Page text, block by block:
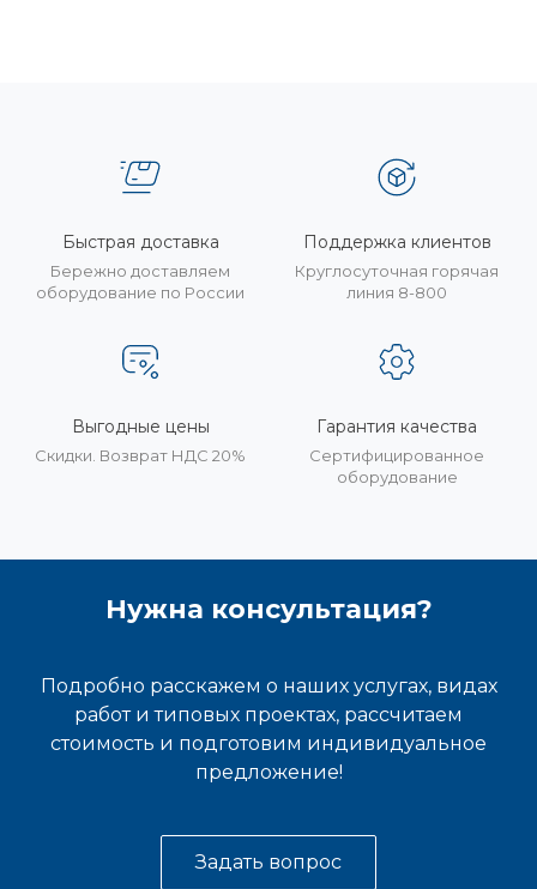
Быстрая доставка
Бережно доставляем
оборудование по России
Поддержка клиентов
Круглосуточная горячая
линия 8-800
Выгодные цены
Скидки. Возврат НДС 20%
Гарантия качества
Сертифицированное
оборудование
Нужна консультация?
Подробно расскажем о наших услугах, видах
работ и типовых проектах, рассчитаем
стоимость и подготовим индивидуальное
предложение!
Задать вопрос